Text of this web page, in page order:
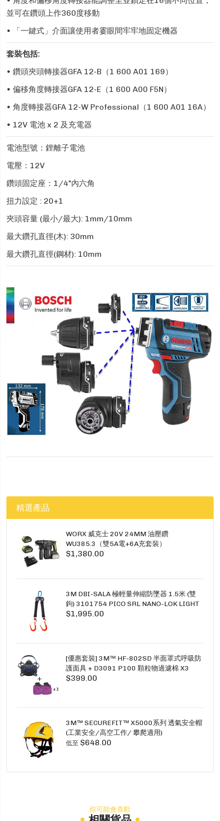
並可在鑽頭上作360度移動
• 「一鍵式」介面讓使用者霎眼間牢牢地固定機器
套裝包括:
• 鑽頭夾頭轉接器GFA 12-B（1 600 A01 169）
• 偏移角度轉接器GFA 12-E（1 600 A00 F5N）
• 角度轉接器GFA 12-W Professional（1 600 A01 16A）
• 12V 電池 x 2 及充電器
電池型號：鋰離子電池
電壓：12V
鑽頭固定座：1/4"內六角
扭力設定 : 20+1
夾頭容量 (最小/最大): 1mm/10mm
最大鑽孔直徑(木): 30mm
最大鑽孔直徑(鋼材): 10mm
精選產品
WORX 威克士 20V 24MM 油壓鑽
WU385.3（雙5A電+6A充套裝）
$1,380.00
3M DBI-SALA 極輕量伸縮防墜器 1.5米 (雙
鉤) 3101754 PICO SRL NANO-LOK LIGHT
1.5M TWINS
$1,995.00
[優惠套裝] 3M™ HF-802SD 半面罩式呼吸防
護面具 + D3091 P100 顆粒物過濾棉 X3
SECURE CLICK HF-802SD HF-800SD 系列
$399.00
3M™ SECUREFIT™ X5000系列 透氣安全帽
(工業安全/高空工作/ 攀爬適用)
低至 $648.00
你可能會喜歡